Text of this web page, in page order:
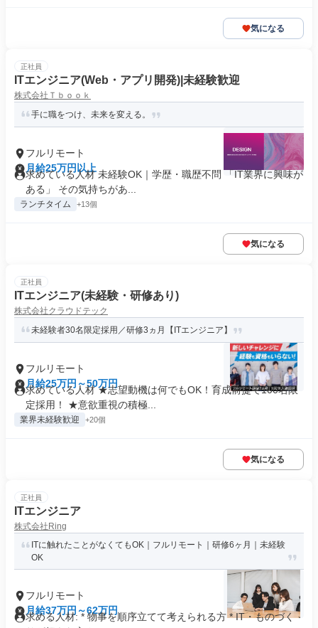
気になる
正社員
ITエンジニア(Web・アプリ開発)|未経験歓迎
株式会社Ｔｂｏｏｋ
手に職をつけ、未来を変える。
フルリモート
月給25万円以上
求めている人材 未経験OK｜学歴・職歴不問 「IT業界に興味が
ある」 その気持ちがあ...
ランチタイム +13個
気になる
正社員
ITエンジニア(未経験・研修あり)
株式会社クラウドテック
未経験者30名限定採用／研修3ヵ月【ITエンジニア】
フルリモート
月給25万円～50万円
求めている人材 ★志望動機は何でもOK！育成前提で100名限
定採用！ ★意欲重視の積極...
業界未経験歓迎 +20個
気になる
正社員
ITエンジニア
株式会社Ring
ITに触れたことがなくてもOK｜フルリモート｜研修6ヶ月｜未経験
OK
フルリモート
月給37万円～62万円
求める人材: * 物事を順序立てて考えられる方 * IT・ものづく